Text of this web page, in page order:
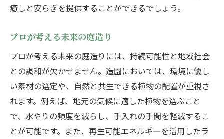
癒しと安らぎを提供することができるでしょう。
プロが考える未来の庭造り
プロが考える未来の庭造りには、持続可能性と地域社会
との調和が欠かせません。造園においては、環境に優し
い素材の選定や、自然と共生できる植物の配置が重視さ
れます。例えば、地元の気候に適した植物を選ぶこと
で、水やりの頻度を減らし、手入れの手間を軽減するこ
とが可能です。また、再生可能エネルギーを活用したラ